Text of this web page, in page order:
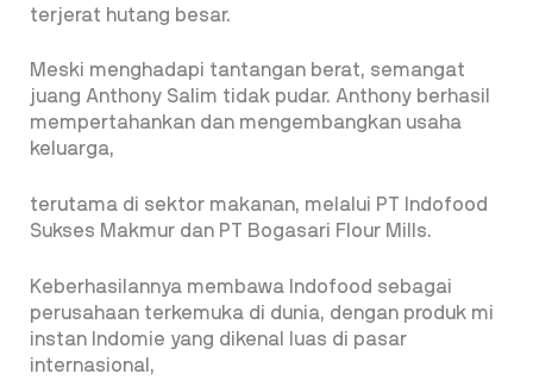
terjerat hutang besar.
Meski menghadapi tantangan berat, semangat
juang Anthony Salim tidak pudar. Anthony berhasil
mempertahankan dan mengembangkan usaha
keluarga,
terutama di sektor makanan, melalui PT Indofood
Sukses Makmur dan PT Bogasari Flour Mills.
Keberhasilannya membawa Indofood sebagai
perusahaan terkemuka di dunia, dengan produk mi
instan Indomie yang dikenal luas di pasar
internasional,